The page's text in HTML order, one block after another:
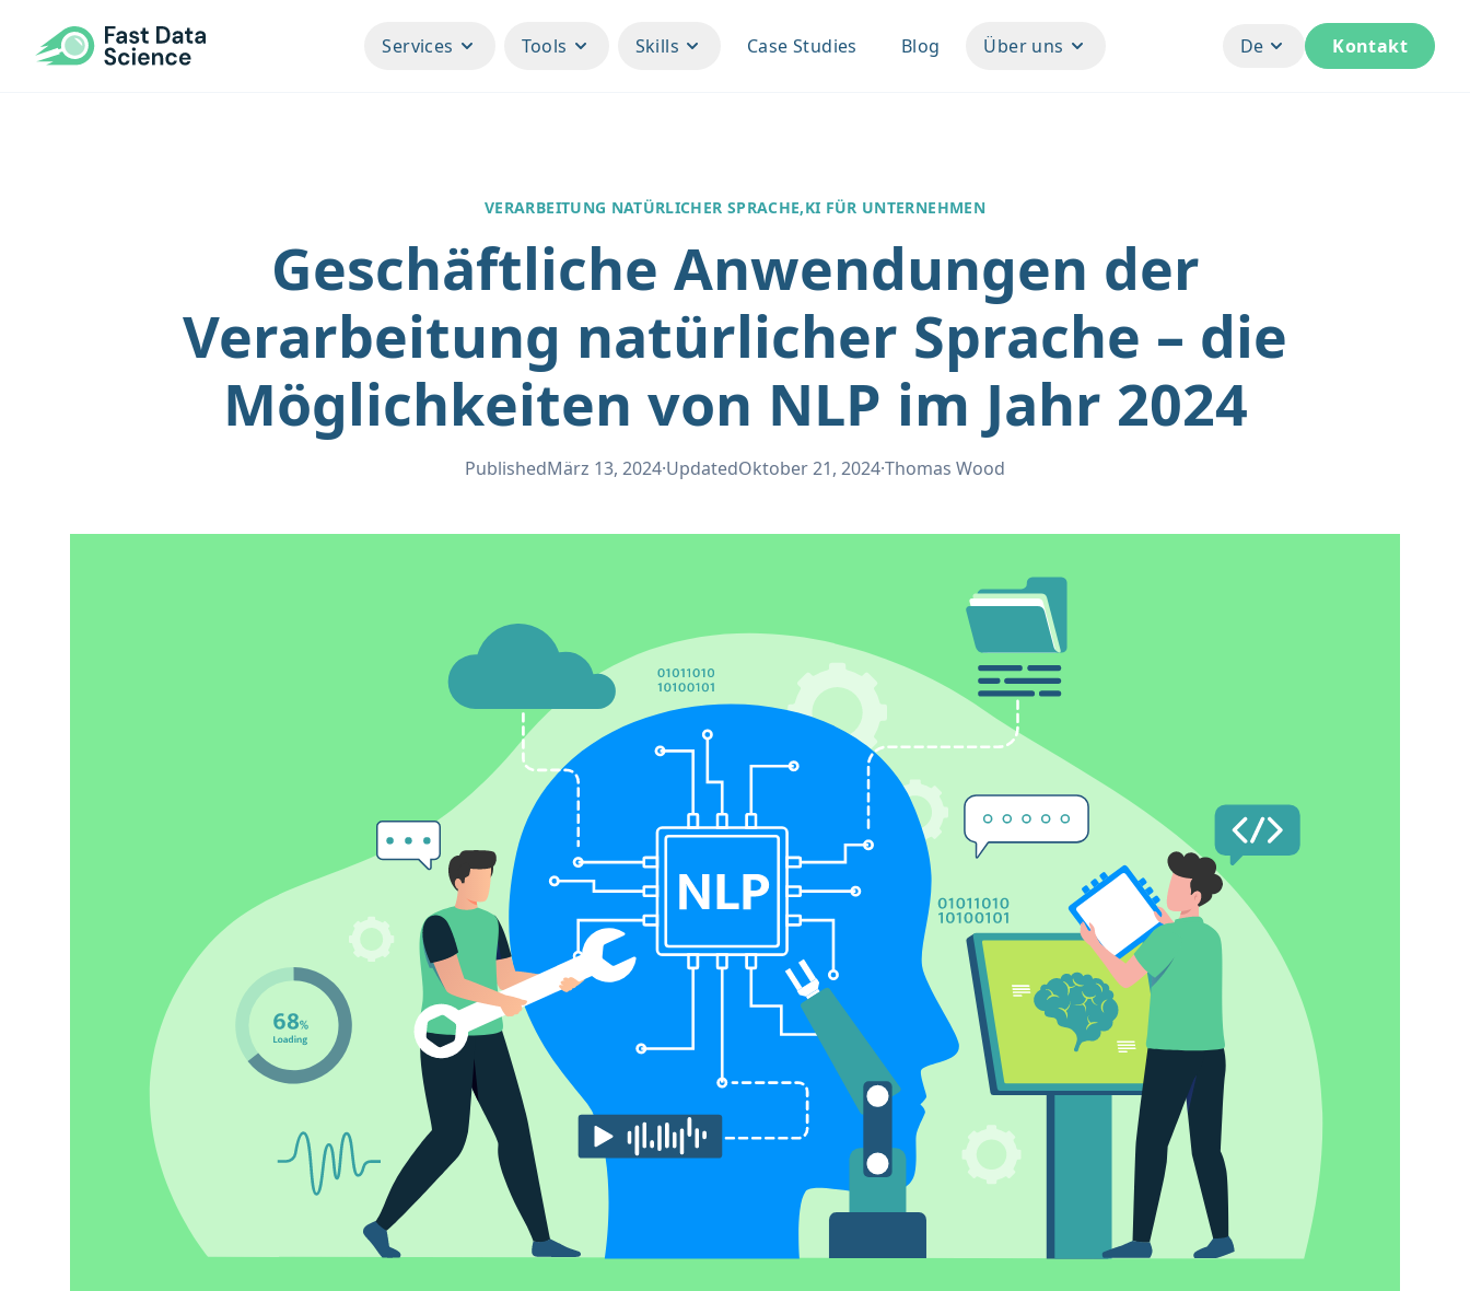
Fast Data Science Services Tools Skills Case Studies Blog Über uns De Kontakt
VERARBEITUNG NATÜRLICHER SPRACHE,KI FÜR UNTERNEHMEN
Geschäftliche Anwendungen der
Verarbeitung natürlicher Sprache – die
Möglichkeiten von NLP im Jahr 2024
PublishedMärz 13, 2024·UpdatedOktober 21, 2024·Thomas Wood